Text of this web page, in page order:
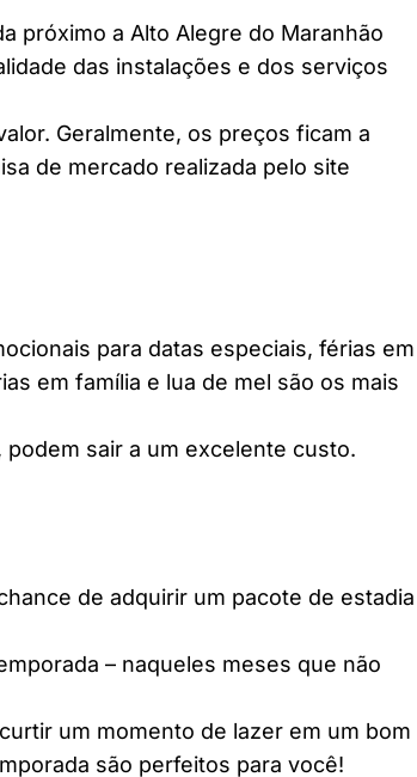
próximo a Alto Alegre do Maranhão
das instalações e dos serviços
Geralmente, os preços ficam a
de mercado realizada pelo site
para datas especiais, férias em
em família e lua de mel são os mais
sair a um excelente custo.
de adquirir um pacote de estadia
– naqueles meses que não
um momento de lazer em um bom
são perfeitos para você!